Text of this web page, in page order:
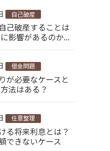
自己破産
己破産することは
影響があるのか...
借金問題
が必要なケースと
法はある？
任意整理
る将来利息とは？
できないケース